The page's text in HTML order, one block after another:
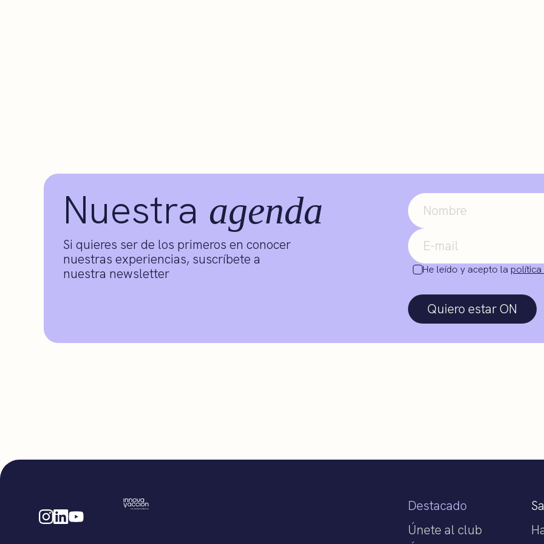
Nuestra agenda
Si quieres ser de los primeros en conocer
nuestras experiencias, suscríbete a
nuestra newsletter
He leído y acepto la política
Quiero estar ON
Destacado
Únete al club